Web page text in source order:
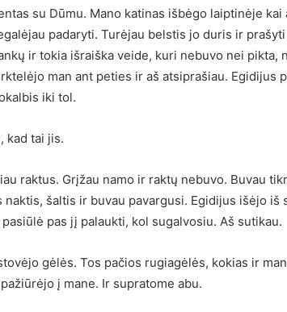
su Dūmu. Mano katinas išbėgo laiptinėje
padaryti. Turėjau belstis jo duris ir
ir tokia išraiška veide, kuri nebuvo nei
man ant peties ir aš atsiprašiau. Egidijus
iki tol.
kad tai jis.
raktus. Grįžau namo ir raktų nebuvo. Buvau
naktis, šaltis ir buvau pavargusi. Egidijus išėjo iš
pas jį palaukti, kol sugalvosiu. Aš sutikau.
gėlės. Tos pačios rugiagėlės, kokias ir
į mane. Ir supratome abu.